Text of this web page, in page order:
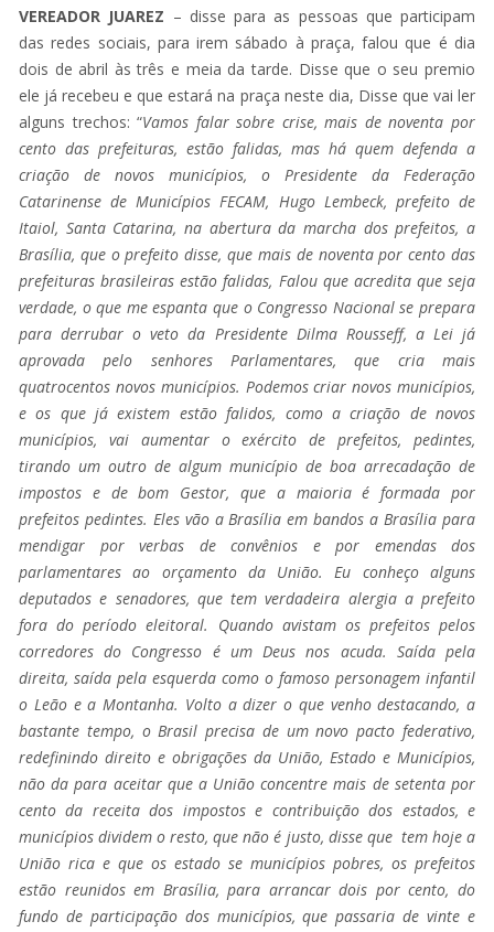
VEREADOR JUAREZ – disse para as pessoas que participam
das redes sociais, para irem sábado à praça, falou que é dia
dois de abril às três e meia da tarde. Disse que o seu premio
ele já recebeu e que estará na praça neste dia, Disse que vai ler
alguns trechos: “Vamos falar sobre crise, mais de noventa por
cento das prefeituras, estão falidas, mas há quem defenda a
criação de novos municípios, o Presidente da Federação
Catarinense de Municípios FECAM, Hugo Lembeck, prefeito de
Itaiol, Santa Catarina, na abertura da marcha dos prefeitos, a
Brasília, que o prefeito disse, que mais de noventa por cento das
prefeituras brasileiras estão falidas, Falou que acredita que seja
verdade, o que me espanta que o Congresso Nacional se prepara
para derrubar o veto da Presidente Dilma Rousseff, a Lei já
aprovada pelo senhores Parlamentares, que cria mais
quatrocentos novos municípios. Podemos criar novos municípios,
e os que já existem estão falidos, como a criação de novos
municípios, vai aumentar o exército de prefeitos, pedintes,
tirando um outro de algum município de boa arrecadação de
impostos e de bom Gestor, que a maioria é formada por
prefeitos pedintes. Eles vão a Brasília em bandos a Brasília para
mendigar por verbas de convênios e por emendas dos
parlamentares ao orçamento da União. Eu conheço alguns
deputados e senadores, que tem verdadeira alergia a prefeito
fora do período eleitoral. Quando avistam os prefeitos pelos
corredores do Congresso é um Deus nos acuda. Saída pela
direita, saída pela esquerda como o famoso personagem infantil
o Leão e a Montanha. Volto a dizer o que venho destacando, a
bastante tempo, o Brasil precisa de um novo pacto federativo,
redefinindo direito e obrigações da União, Estado e Municípios,
não da para aceitar que a União concentre mais de setenta por
cento da receita dos impostos e contribuição dos estados, e
municípios dividem o resto, que não é justo, disse que tem hoje a
União rica e que os estado se municípios pobres, os prefeitos
estão reunidos em Brasília, para arrancar dois por cento, do
fundo de participação dos municípios, que passaria de vinte e